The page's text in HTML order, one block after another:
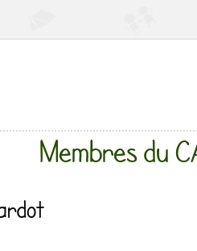
Membres du